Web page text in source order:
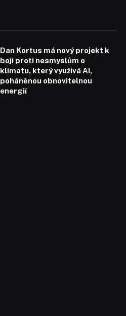
Dan Kortus má nový projekt k
boji proti nesmyslům o
klimatu, který využívá AI,
poháněnou obnovitelnou
energií